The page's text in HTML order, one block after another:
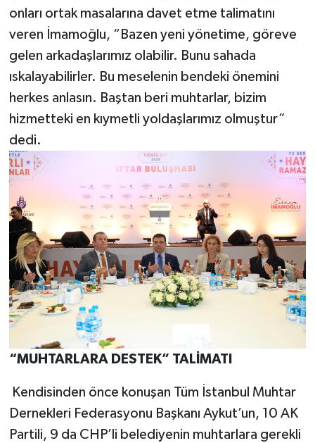
onları ortak masalarına davet etme talimatını
veren İmamoğlu, “Bazen yeni yönetime, göreve
gelen arkadaşlarımız olabilir. Bunu sahada
ıskalayabilirler. Bu meselenin bendeki önemini
herkes anlasın. Baştan beri muhtarlar, bizim
hizmetteki en kıymetli yoldaşlarımız olmuştur”
dedi.
“MUHTARLARA DESTEK” TALİMATI
Kendisinden önce konuşan Tüm İstanbul Muhtar
Dernekleri Federasyonu Başkanı Aykut’un, 10 AK
Partili, 9 da CHP’li belediyenin muhtarlara gerekli